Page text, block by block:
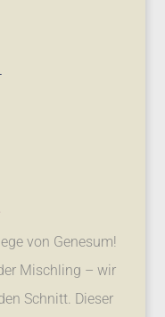
von Genesum!
Mischling – wir
Schnitt. Dieser